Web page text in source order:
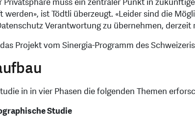
werden», ist Tödtli überzeugt. «Leider sind die
Verantwortung zu übernehmen, derzeit
Projekt vom Sinergia-Programm des
in in vier Phasen die folgenden Themen
Studie